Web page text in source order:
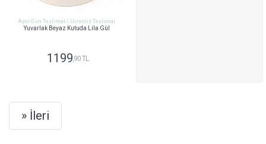
Aynı Gün Teslimat / Ücretsiz Teslimat
Yuvarlak Beyaz Kutuda Lila Gül
1199,90 TL
» İleri